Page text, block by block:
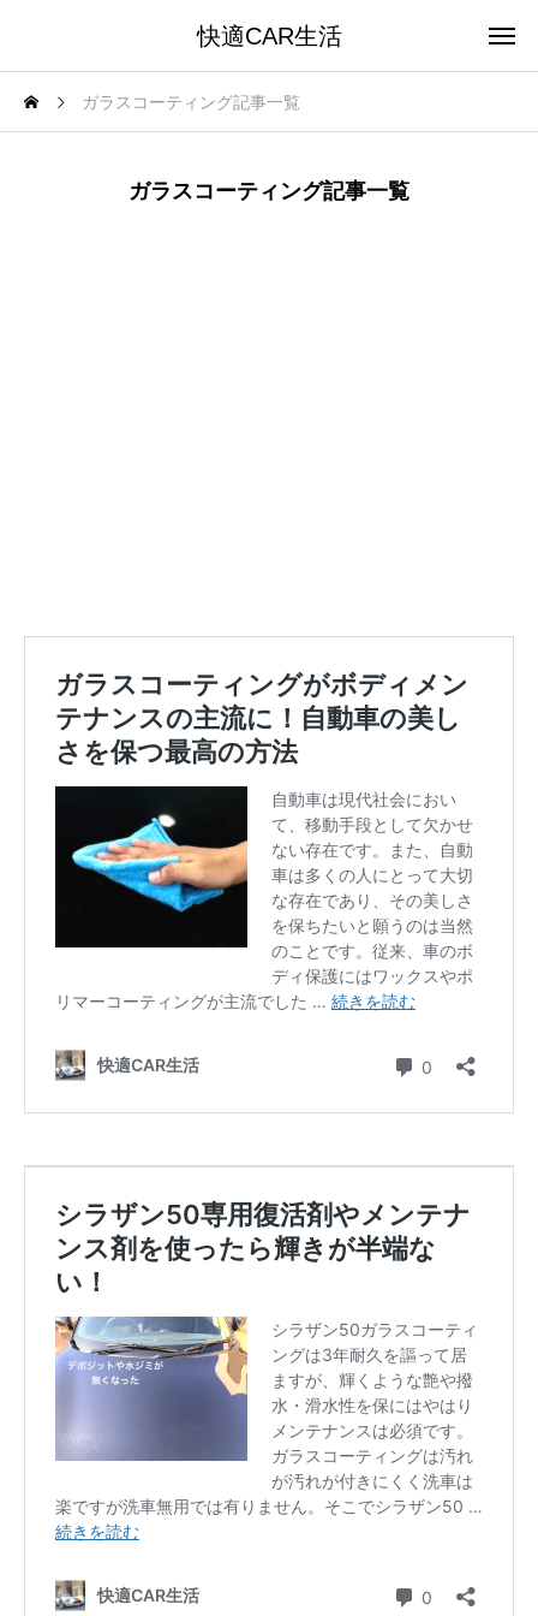
快適CAR生活
ガラスコーティング記事一覧
ガラスコーティング記事一覧